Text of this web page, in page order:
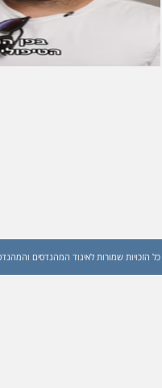
כל הזכויות שמורות לאיגוד המהנדסים והמהנדס רפאל גיל